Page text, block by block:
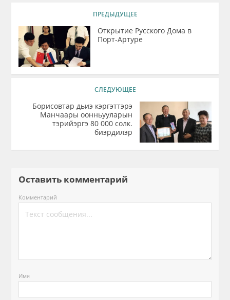
ПРЕДЫДУЩЕЕ
Открытие Русского Дома в
Порт-Артуре
СЛЕДУЮЩЕЕ
Борисовтар дьиэ кэргэттэрэ
Манчаары оонньууларын
тэрийэргэ 80 000 солк.
биэрдилэр
Оставить комментарий
Комментарий
Имя